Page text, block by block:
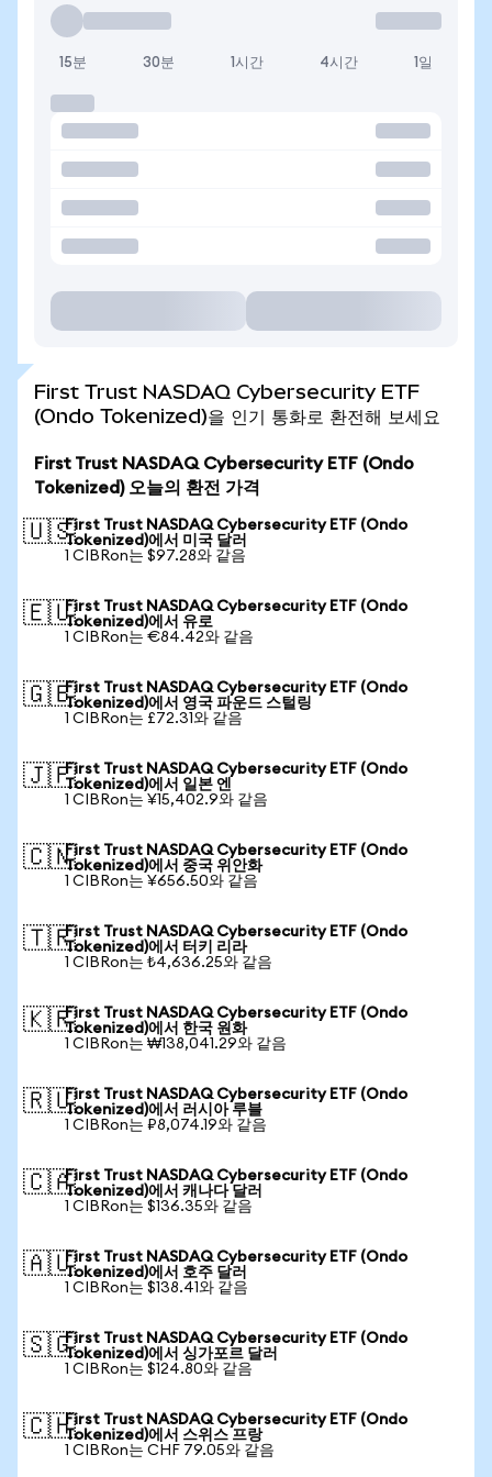
15분 30분 1시간 4시간 1일
First Trust NASDAQ Cybersecurity ETF
(Ondo Tokenized)을 인기 통화로 환전해 보세요
First Trust NASDAQ Cybersecurity ETF (Ondo
Tokenized) 오늘의 환전 가격
🇺🇸First Trust NASDAQ Cybersecurity ETF (Ondo
Tokenized)에서 미국 달러
1 CIBRon는 $97.28와 같음
🇪🇺First Trust NASDAQ Cybersecurity ETF (Ondo
Tokenized)에서 유로
1 CIBRon는 €84.42와 같음
🇬🇧First Trust NASDAQ Cybersecurity ETF (Ondo
Tokenized)에서 영국 파운드 스털링
1 CIBRon는 £72.31와 같음
🇯🇵First Trust NASDAQ Cybersecurity ETF (Ondo
Tokenized)에서 일본 엔
1 CIBRon는 ¥15,402.9와 같음
🇨🇳First Trust NASDAQ Cybersecurity ETF (Ondo
Tokenized)에서 중국 위안화
1 CIBRon는 ¥656.50와 같음
🇹🇷First Trust NASDAQ Cybersecurity ETF (Ondo
Tokenized)에서 터키 리라
1 CIBRon는 ₺4,636.25와 같음
🇰🇷First Trust NASDAQ Cybersecurity ETF (Ondo
Tokenized)에서 한국 원화
1 CIBRon는 ₩138,041.29와 같음
🇷🇺First Trust NASDAQ Cybersecurity ETF (Ondo
Tokenized)에서 러시아 루블
1 CIBRon는 ₽8,074.19와 같음
🇨🇦First Trust NASDAQ Cybersecurity ETF (Ondo
Tokenized)에서 캐나다 달러
1 CIBRon는 $136.35와 같음
🇦🇺First Trust NASDAQ Cybersecurity ETF (Ondo
Tokenized)에서 호주 달러
1 CIBRon는 $138.41와 같음
🇸🇬First Trust NASDAQ Cybersecurity ETF (Ondo
Tokenized)에서 싱가포르 달러
1 CIBRon는 $124.80와 같음
🇨🇭First Trust NASDAQ Cybersecurity ETF (Ondo
Tokenized)에서 스위스 프랑
1 CIBRon는 CHF 79.05와 같음